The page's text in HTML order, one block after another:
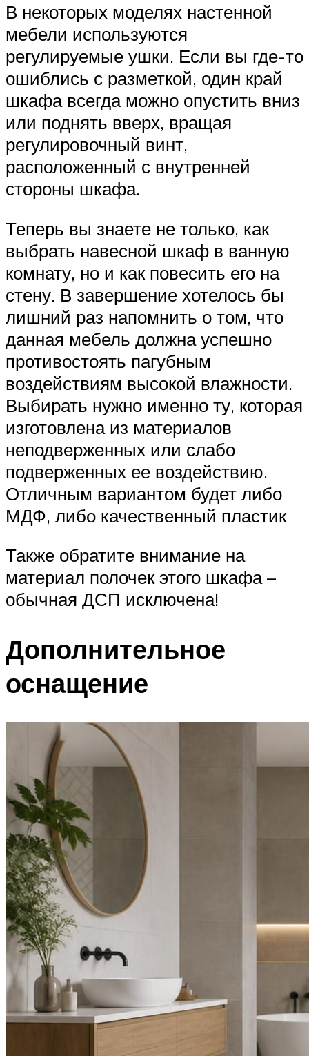
В некоторых моделях настенной
мебели используются
регулируемые ушки. Если вы где-то
ошиблись с разметкой, один край
шкафа всегда можно опустить вниз
или поднять вверх, вращая
регулировочный винт,
расположенный с внутренней
стороны шкафа.
Теперь вы знаете не только, как
выбрать навесной шкаф в ванную
комнату, но и как повесить его на
стену. В завершение хотелось бы
лишний раз напомнить о том, что
данная мебель должна успешно
противостоять пагубным
воздействиям высокой влажности.
Выбирать нужно именно ту, которая
изготовлена из материалов
неподверженных или слабо
подверженных ее воздействию.
Отличным вариантом будет либо
МДФ, либо качественный пластик
Также обратите внимание на
материал полочек этого шкафа –
обычная ДСП исключена!
Дополнительное
оснащение